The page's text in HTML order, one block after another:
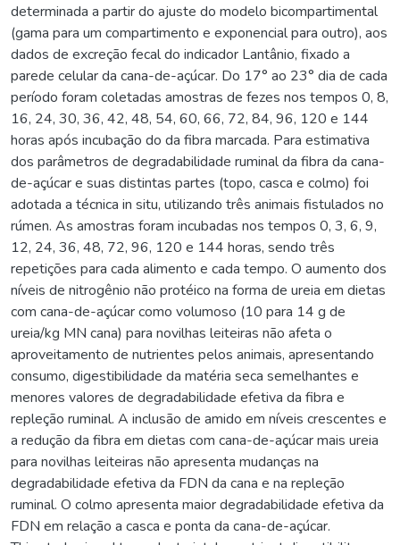
determinada a partir do ajuste do modelo bicompartimental
(gama para um compartimento e exponencial para outro), aos
dados de excreção fecal do indicador Lantânio, fixado a
parede celular da cana-de-açúcar. Do 17° ao 23° dia de cada
período foram coletadas amostras de fezes nos tempos 0, 8,
16, 24, 30, 36, 42, 48, 54, 60, 66, 72, 84, 96, 120 e 144
horas após incubação do da fibra marcada. Para estimativa
dos parâmetros de degradabilidade ruminal da fibra da cana-
de-açúcar e suas distintas partes (topo, casca e colmo) foi
adotada a técnica in situ, utilizando três animais fistulados no
rúmen. As amostras foram incubadas nos tempos 0, 3, 6, 9,
12, 24, 36, 48, 72, 96, 120 e 144 horas, sendo três
repetições para cada alimento e cada tempo. O aumento dos
níveis de nitrogênio não protéico na forma de ureia em dietas
com cana-de-açúcar como volumoso (10 para 14 g de
ureia/kg MN cana) para novilhas leiteiras não afeta o
aproveitamento de nutrientes pelos animais, apresentando
consumo, digestibilidade da matéria seca semelhantes e
menores valores de degradabilidade efetiva da fibra e
repleção ruminal. A inclusão de amido em níveis crescentes e
a redução da fibra em dietas com cana-de-açúcar mais ureia
para novilhas leiteiras não apresenta mudanças na
degradabilidade efetiva da FDN da cana e na repleção
ruminal. O colmo apresenta maior degradabilidade efetiva da
FDN em relação a casca e ponta da cana-de-açúcar.